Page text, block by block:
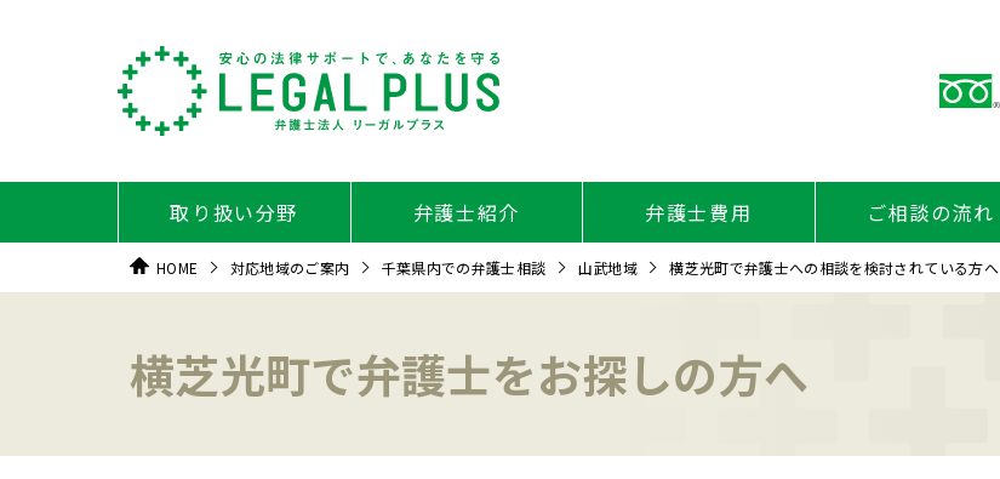
取り扱い分野 弁護士紹介 弁護士費用 ご相談の流れ
HOME 対応地域のご案内 千葉県内での弁護士相談 山武地域 横芝光町で弁護士への相談を検討されている方へ
横芝光町で弁護士をお探しの方へ